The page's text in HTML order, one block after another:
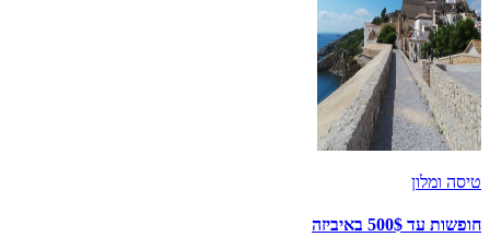
טיסה ומלון
חופשות עד 500$ באיביזה